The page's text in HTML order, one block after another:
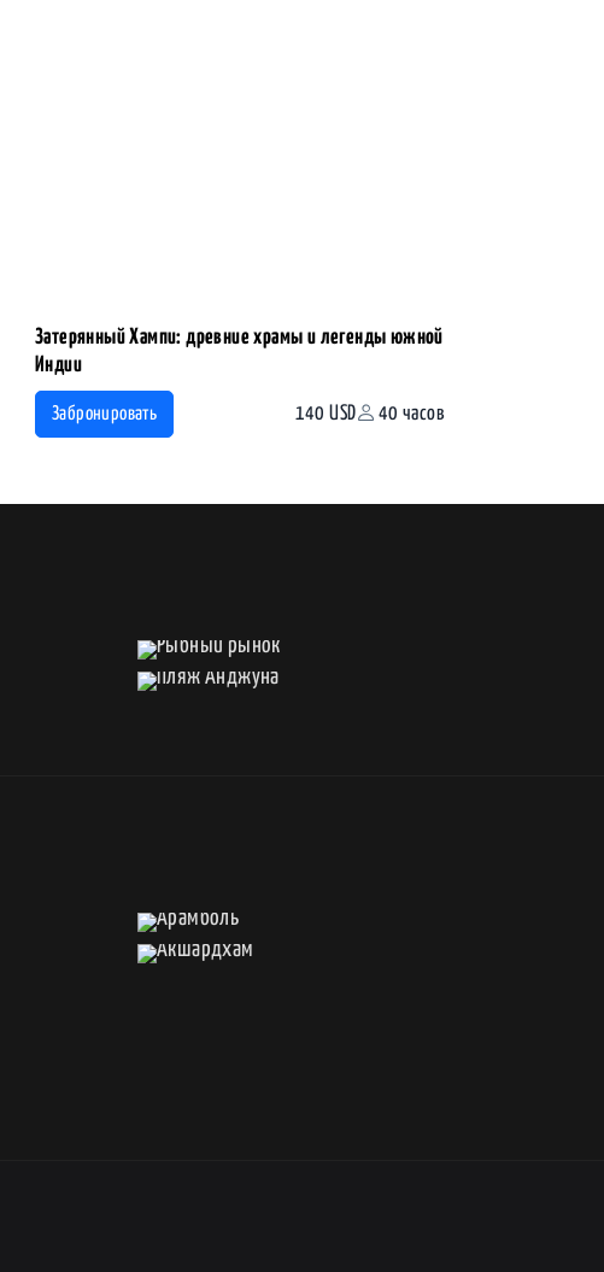
Затерянный Хампи: древние храмы и легенды южной
Индии
Забронировать 140 USD 40 часов